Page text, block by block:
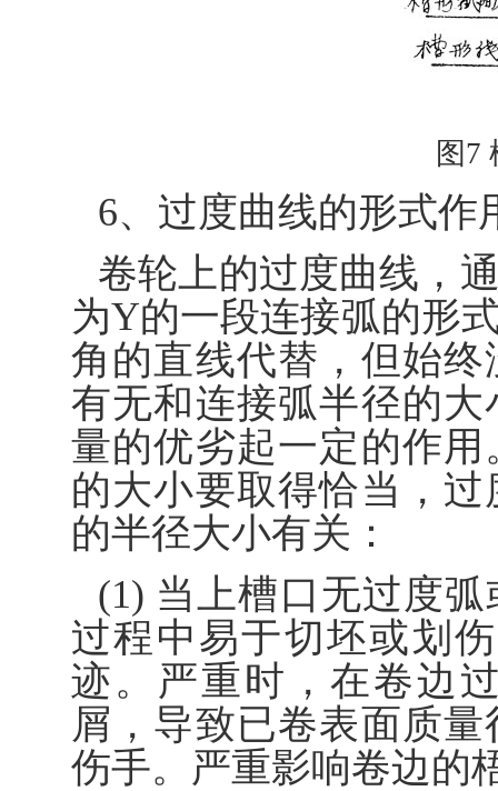
图7
6、过度曲线的形式作
卷轮上的过度曲线，
为Y的一段连接弧的形
角的直线代替，但始
有无和连接弧半径的
量的优劣起一定的作
的大小要取得恰当，
的半径大小有关：
(1) 当上槽口无过度
过程中易于切坯或划
迹。严重时，在卷边
屑，导致已卷表面质
伤手。严重影响卷边的